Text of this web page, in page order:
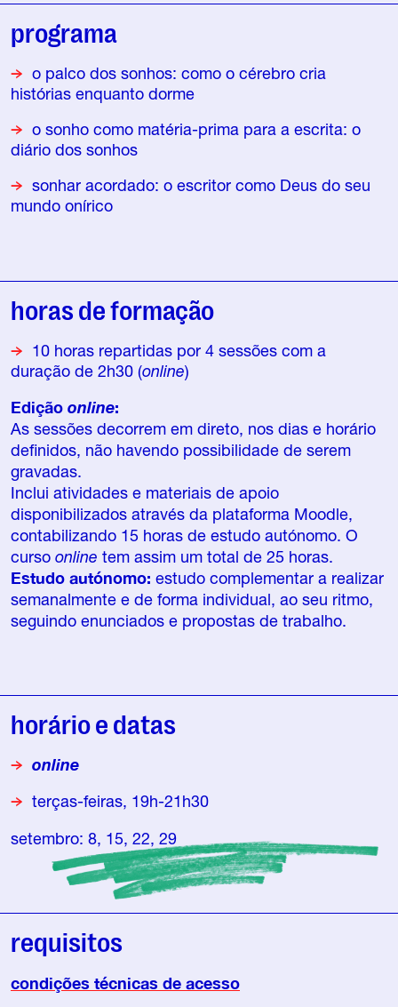
programa
o palco dos sonhos: como o cérebro cria
histórias enquanto dorme
o sonho como matéria-prima para a escrita: o
diário dos sonhos
sonhar acordado: o escritor como Deus do seu
mundo onírico
horas de formação
10 horas repartidas por 4 sessões com a
duração de 2h30 (online)
Edição online:
As sessões decorrem em direto, nos dias e horário
definidos, não havendo possibilidade de serem
gravadas.
Inclui atividades e materiais de apoio
disponibilizados através da plataforma Moodle,
contabilizando 15 horas de estudo autónomo. O
curso online tem assim um total de 25 horas.
Estudo autónomo: estudo complementar a realizar
semanalmente e de forma individual, ao seu ritmo,
seguindo enunciados e propostas de trabalho.
horário e datas
online
terças-feiras, 19h-21h30
setembro: 8, 15, 22, 29
requisitos
condições técnicas de acesso